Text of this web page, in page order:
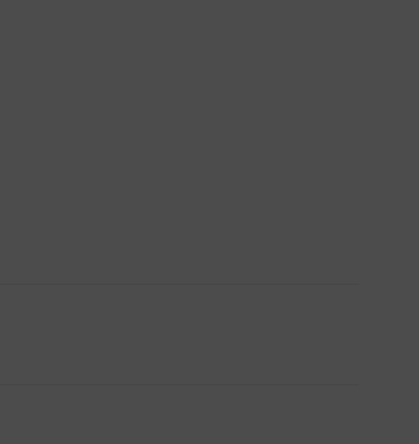
spätestens zu Kursbeginn